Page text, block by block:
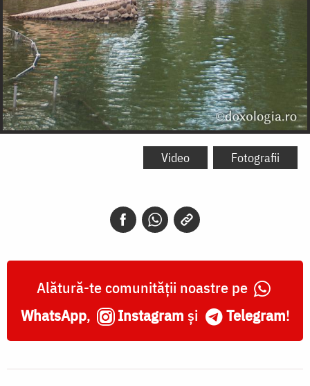
Video Fotografii
Alătură-te comunității noastre pe
WhatsApp, Instagram și Telegram!